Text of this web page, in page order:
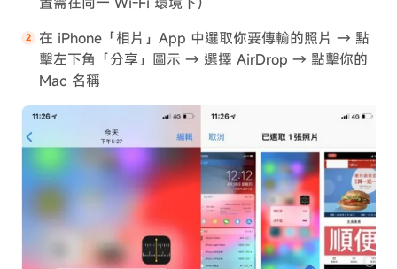
在 iPhone「相片」App 中選取你要傳輸的照片 → 點
擊左下角「分享」圖示 → 選擇 AirDrop → 點擊你的
Mac 名稱